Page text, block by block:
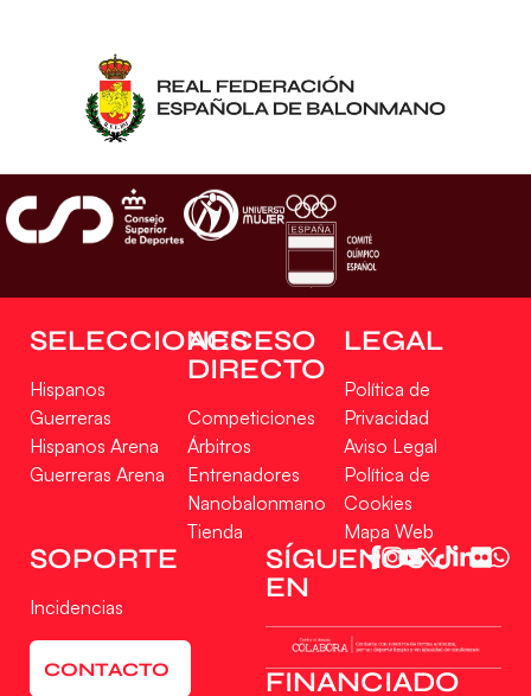
SELECCIONES
Hispanos
Guerreras
Hispanos Arena
Guerreras Arena
ACCESO
DIRECTO
Competiciones
Árbitros
Entrenadores
Nanobalonmano
Tienda
LEGAL
Política de
Privacidad
Aviso Legal
Política de
Cookies
Mapa Web
SOPORTE
Incidencias
CONTACTO
SÍGUENOS
EN
FINANCIADO